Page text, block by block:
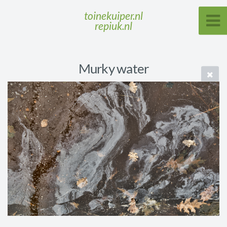
toinekuiper.nl
repiuk.nl
Murky water